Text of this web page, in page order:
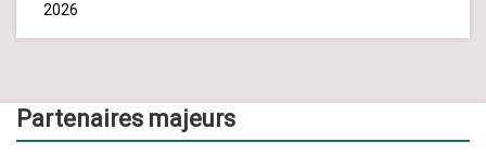
2026
Partenaires majeurs